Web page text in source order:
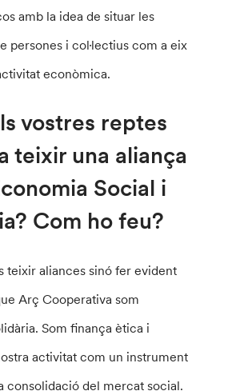
amb la idea de situar les
persones i col·lectius com a eix
econòmica.
vostres reptes
teixir una aliança
Social i
Com ho feu?
teixir aliances sinó fer evident
Arç Cooperativa som
Som finança ètica i
activitat com un instrument
consolidació del mercat social.